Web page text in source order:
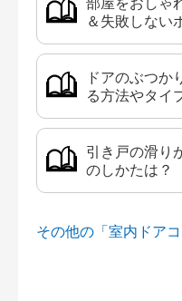
＆失敗しない
ドアのぶつ
る方法やタイ
引き戸の滑り
のしかたは？
その他の「室内ドア